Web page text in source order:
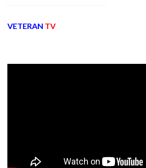
VETERAN TV